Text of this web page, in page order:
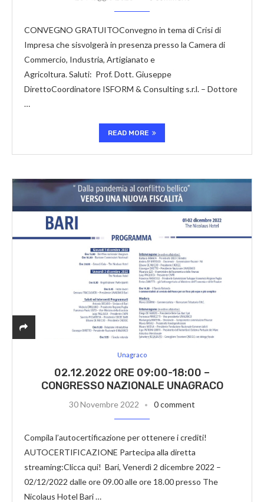
CONVEGNO GRATUITOConvegno in tema di Crisi di
Impresa che sisvolgerà in presenza presso la Camera di
Commercio, Industria, Artigianato e
Agricoltura. Saluti: Prof. Dott. Giuseppe
DirettoCoordinatore ISFORM & Consulting s.r.l. – Dottore
…
READ MORE
Unagraco
02.12.2022 ORE 09:00-18:00 –
CONGRESSO NAZIONALE UNAGRACO
30 Novembre 2022 0 comment
Compila l’autocertificazione per ottenere i crediti!
AUTOCERTIFICAZIONE Partecipa alla diretta
streaming:Clicca qui! Bari, Venerdì 2 dicembre 2022 –
02/12/2022 dalle ore 09.00 alle ore 18.00 presso The
Nicolaus Hotel Bari …